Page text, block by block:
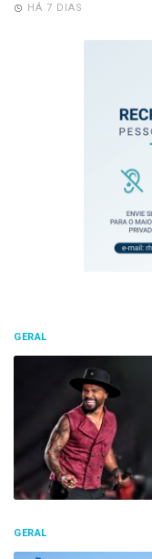
HÁ 7 DIAS
GERAL
GERAL